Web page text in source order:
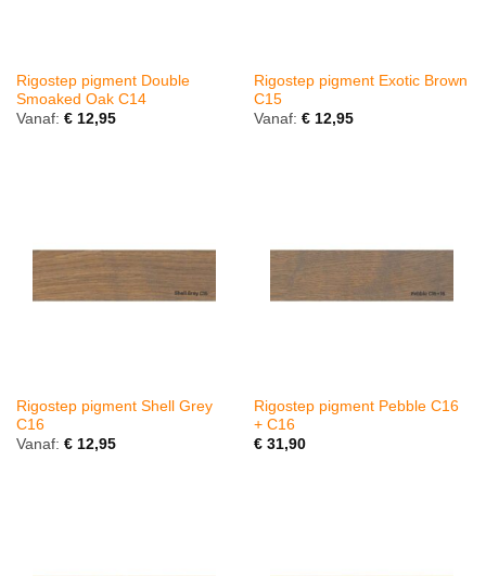
Rigostep pigment Double
Smoaked Oak C14
Vanaf: €12,95
Rigostep pigment Exotic Brown
C15
Vanaf: €12,95
Rigostep pigment Shell Grey
C16
Vanaf: €12,95
Rigostep pigment Pebble C16
+ C16
€31,90